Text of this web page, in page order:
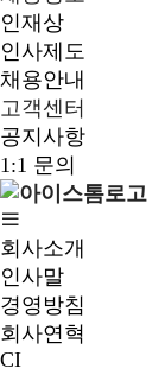
인재상
인사제도
채용안내
고객센터
공지사항
1:1 문의
회사소개
인사말
경영방침
회사연혁
CI